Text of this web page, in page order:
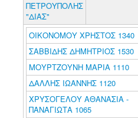
ΠΕΤΡΟΥΠΟΛΗΣ
"ΔΙΑΣ"
ΟΙΚΟΝΟΜΟΥ ΧΡΗΣΤΟΣ 1340
ΣΑΒΒΙΔΗΣ ΔΗΜΗΤΡΙΟΣ 1530
ΜΟΥΡΤΖΟΥΝΗ ΜΑΡΙΑ 1110
ΔΑΛΛΗΣ ΙΩΑΝΝΗΣ 1120
ΧΡΥΣΟΓΕΛΟΥ ΑΘΑΝΑΣΙΑ -
ΠΑΝΑΓΙΩΤΑ 1065